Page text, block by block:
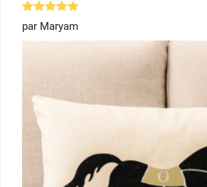
Note
sur 5
par Maryam